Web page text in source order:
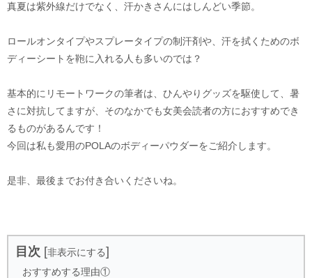
真夏は紫外線だけでなく、汗かきさんにはしんどい季節。
ロールオンタイプやスプレータイプの制汗剤や、汗を拭くためのボ
ディーシートを鞄に入れる人も多いのでは？
基本的にリモートワークの筆者は、ひんやりグッズを駆使して、暑
さに対抗してますが、そのなかでも女美会読者の方におすすめでき
るものがあるんです！
今回は私も愛用のPOLAのボディーパウダーをご紹介します。
是非、最後までお付き合いくださいね。
目次 [非表示にする]
おすすめする理由①